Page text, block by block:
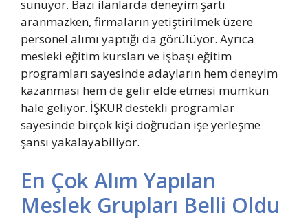
sunuyor. Bazı ilanlarda deneyim şartı
aranmazken, firmaların yetiştirilmek üzere
personel alımı yaptığı da görülüyor. Ayrıca
mesleki eğitim kursları ve işbaşı eğitim
programları sayesinde adayların hem deneyim
kazanması hem de gelir elde etmesi mümkün
hale geliyor. İŞKUR destekli programlar
sayesinde birçok kişi doğrudan işe yerleşme
şansı yakalayabiliyor.
En Çok Alım Yapılan
Meslek Grupları Belli Oldu